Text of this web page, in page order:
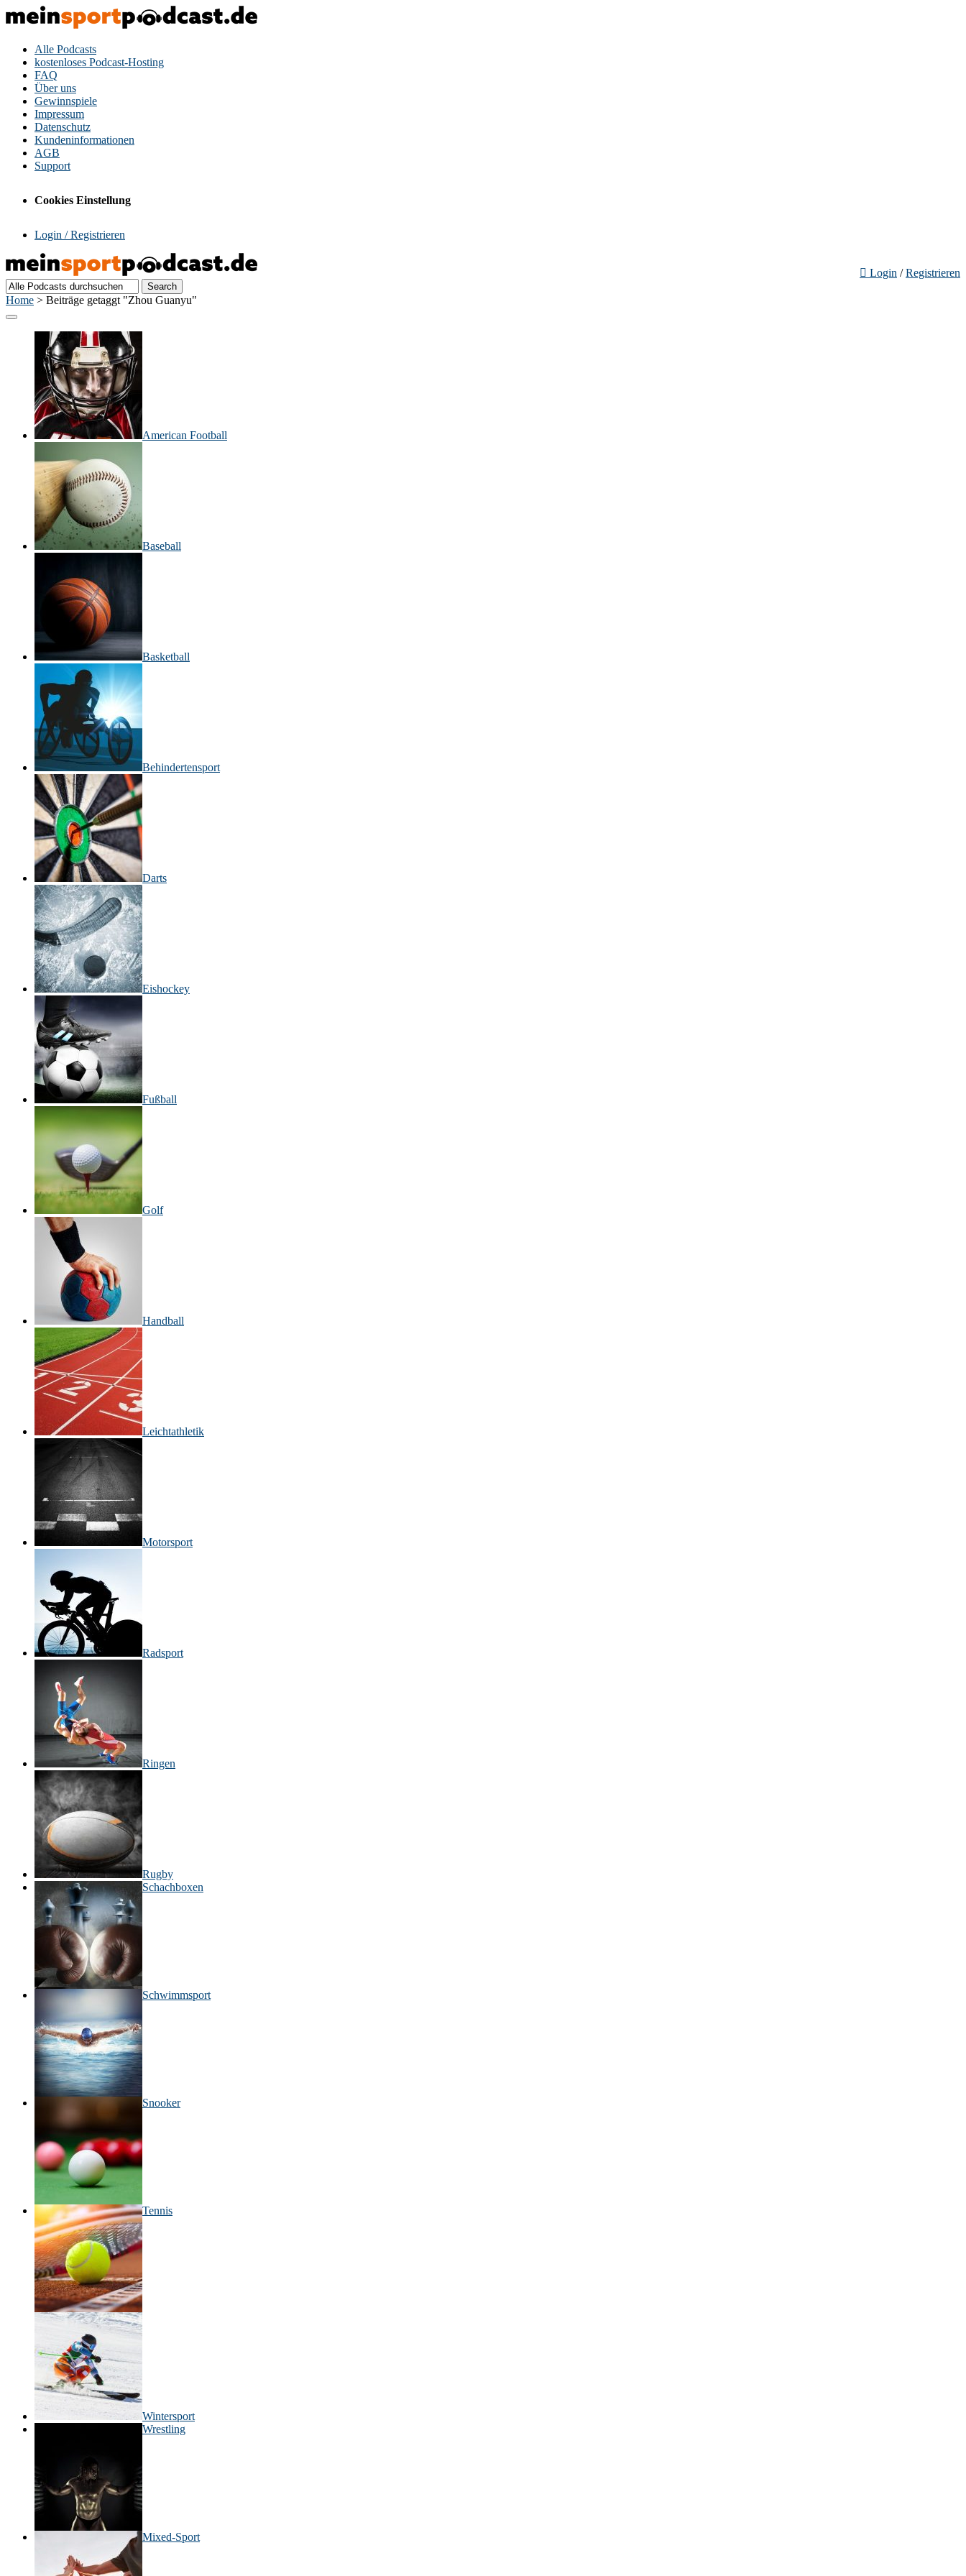
Alle Podcasts
kostenloses Podcast-Hosting
FAQ
Über uns
Gewinnspiele
Impressum
Datenschutz
Kundeninformationen
AGB
Support
Cookies Einstellung
Login / Registrieren
Login /Registrieren
Home > Beiträge getaggt "Zhou Guanyu"
American Football
Baseball
Basketball
Behinderten­sport
Darts
Eishockey
Fußball
Golf
Handball
Leichtathletik
Motorsport
Radsport
Ringen
Rugby
Schachboxen
Schwimmsport
Snooker
Tennis
Wintersport
Wrestling
Mixed-Sport